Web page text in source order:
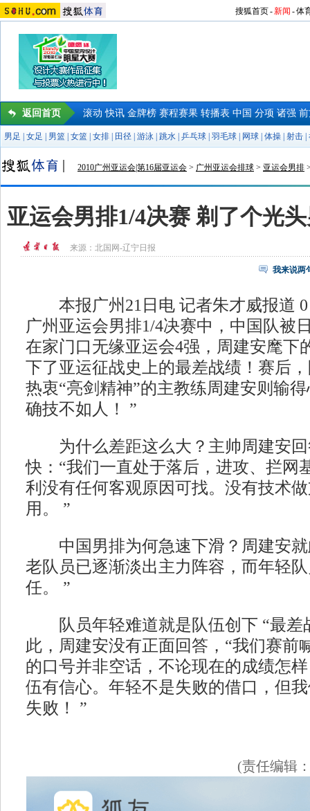
搜狐首页-新闻 -体
返回首页 滚动 快讯 金牌榜 赛程赛果 转播表 中国 分项 诸强
男足 女足 男篮 女篮 女排 田径 游泳 跳水 乒乓球 羽毛球 网球 体操 射击
2010广州亚运会|第16届亚运会 > 广州亚运会排球 > 亚运会男排
亚运会男排1/4决赛 剃了个光
来源：北国网-辽宁日报
我来说两
本报广州21日电 记者朱才威报道
广州亚运会男排1/4决赛中，中国队被
在家门口无缘亚运会4强，周建安麾下
下了亚运征战史上的最差战绩！赛后
热衷“亮剑精神”的主教练周建安则输
确技不如人！ ”
为什么差距这么大？主帅周建安回
快：“我们一直处于落后，进攻、拦网
利没有任何客观原因可找。没有技术
用。 ”
中国男排为何急速下滑？周建安就
老队员已逐渐淡出主力阵容，而年轻
任。 ”
队员年轻难道就是队伍创下 “最差
此，周建安没有正面回答，“我们赛前
的口号并非空话，不论现在的成绩怎
伍有信心。年轻不是失败的借口，但
失败！ ”
(责任编辑